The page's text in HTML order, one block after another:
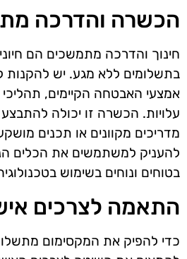
הכשרה והדרכה
חינוך והדרכה מתמשכים הם
בתשלומים ללא מגע. יש
אמצעי האבטחה הקיימים,
עלויות. הכשרה זו יכולה
מדריכים מקוונים או תכנים
להעניק למשתמשים את הכלים
בטוחים ונוחים בשימוש
התאמה לצרכים
כדי להפיק את המקסימום